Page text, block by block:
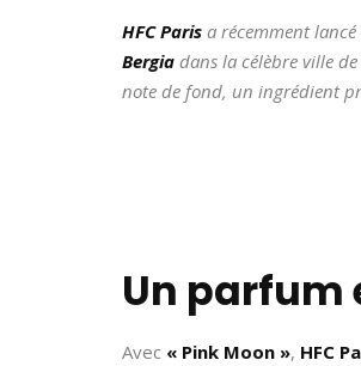
HFC Paris a récemment lancé
Bergia dans la célèbre ville de
note de fond, un ingrédient
Un
Avec « Pink Moon », HFC